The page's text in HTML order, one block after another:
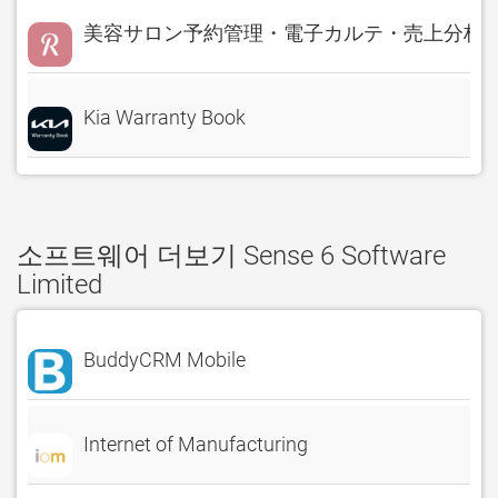
美容サロン予約管理・電子カルテ・売上分析
Kia Warranty Book
소프트웨어 더보기 Sense 6 Software
Limited
BuddyCRM Mobile
Internet of Manufacturing